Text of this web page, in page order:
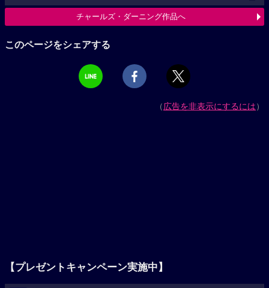
チャールズ・ダーニング作品へ
このページをシェアする
（広告を非表示にするには）
【プレゼントキャンペーン実施中】